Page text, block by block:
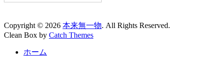
Copyright © 2026 本来無一物. All Rights Reserved.
Clean Box by Catch Themes
ホーム